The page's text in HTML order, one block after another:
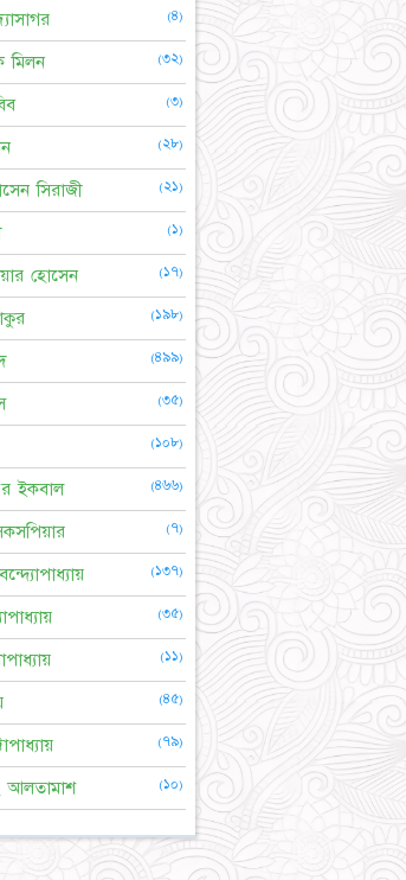
(৪)
মিলন (৩২)
(৩)
(২৮)
সিরাজী (২১)
(১)
হোসেন (১৭)
(১৯৮)
(৪৯৯)
(৩৫)
(১০৮)
ইকবাল (৪৬৬)
(৭)
(১৩৭)
(৩৫)
(১১)
(৪৫)
(৭৯)
আলতামাশ (১০)